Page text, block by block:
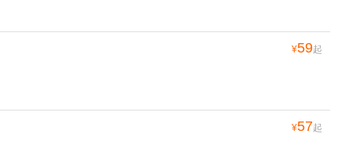
¥59起
¥57起